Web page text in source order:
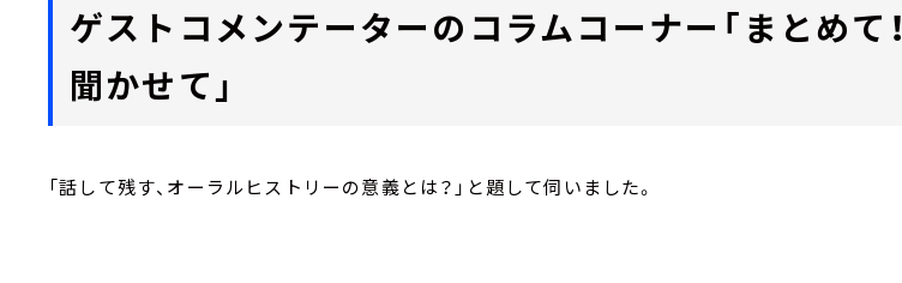
ゲストコメンテーターのコラムコーナー「まとめて！
聞かせて」
「話して残す、オーラルヒストリーの意義とは？」と題して伺いました。